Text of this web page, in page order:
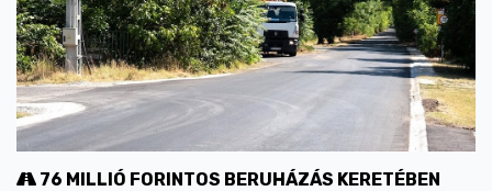
76 MILLIÓ FORINTOS BERUHÁZÁS KERETÉBEN